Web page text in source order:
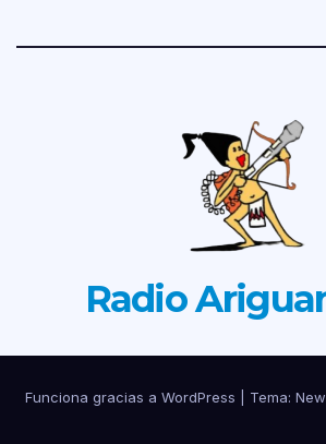
Radio
Funciona gracias a WordPress Tema: